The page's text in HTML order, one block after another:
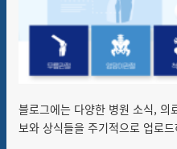
블로그에는 다양한 병원 소식, 의
보와 상식들을 주기적으로 업로